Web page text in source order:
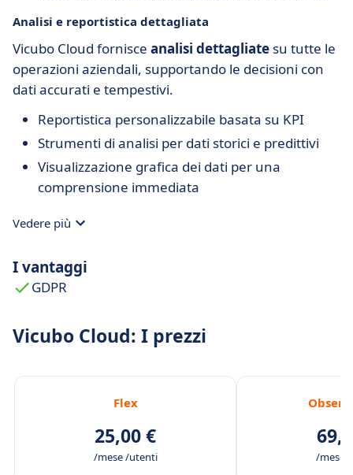
Analisi e reportistica dettagliata
Vicubo Cloud fornisce analisi dettagliate su tutte le
operazioni aziendali, supportando le decisioni con
dati accurati e tempestivi.
Reportistica personalizzabile basata su KPI
Strumenti di analisi per dati storici e predittivi
Visualizzazione grafica dei dati per una
comprensione immediata
Vedere più
I vantaggi
GDPR
Vicubo Cloud: I prezzi
Flex
25,00 €
/mese /utenti /mese